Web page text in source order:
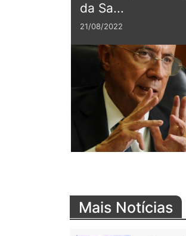
da Sa...
21/08/2022
Mais Notícias
O site ficou
-
O site
-